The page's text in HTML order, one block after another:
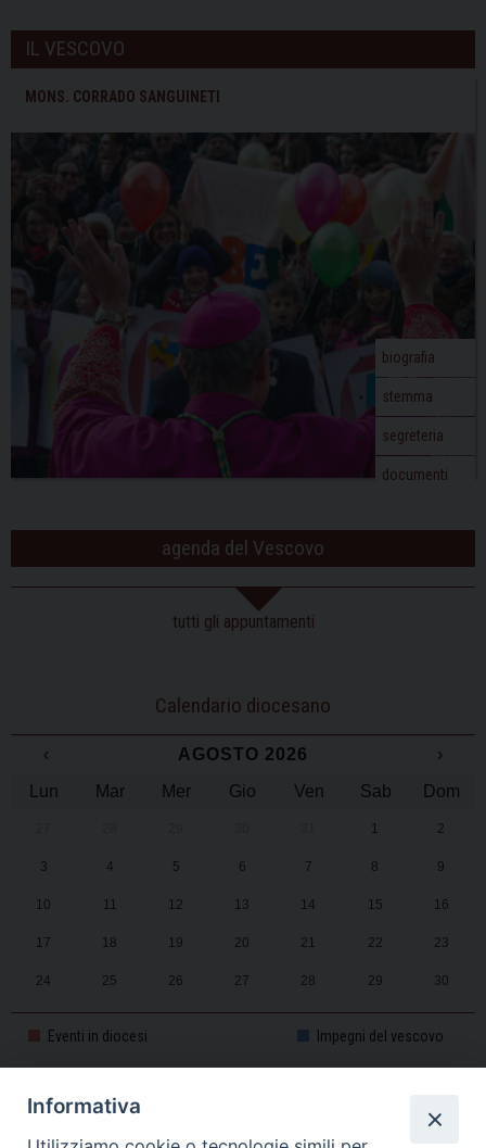
IL VESCOVO
MONS. CORRADO SANGUINETI
biografia
stemma
segreteria
documenti
agenda del Vescovo
tutti gli appuntamenti
Calendario diocesano
‹ AGOSTO 2026
›
Lun
Mar Mer Gio Ven Sab Dom
1 2
3 4 5 6 7 8 9
10 11 12 13 14 15 16
17 18 19 20 21 22 23
24 25 26 27 28 29 30
31 1 2 3 4 5 6
Eventi in diocesi Impegni del vescovo
CALENDARIO PASTORALE 2025-2026
Informativa